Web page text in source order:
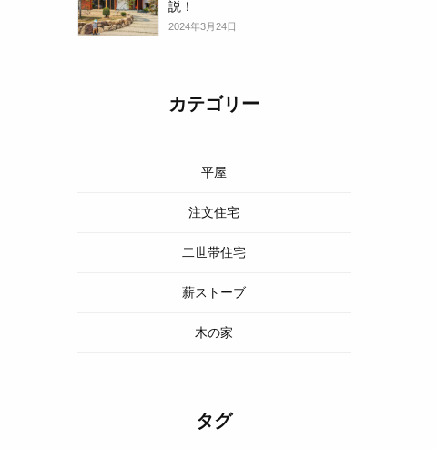
説！
2024年3月24日
カテゴリー
平屋
注文住宅
二世帯住宅
薪ストーブ
木の家
タグ